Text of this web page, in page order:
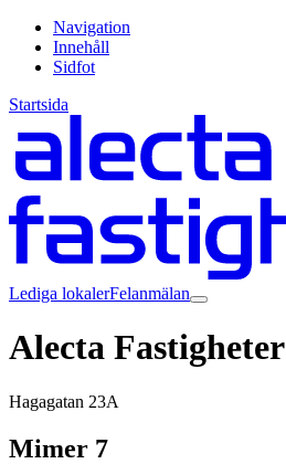
Navigation
Innehåll
Sidfot
Startsida
Lediga lokalerFelanmälan
Alecta Fastigheter
Hagagatan 23A
Mimer 7